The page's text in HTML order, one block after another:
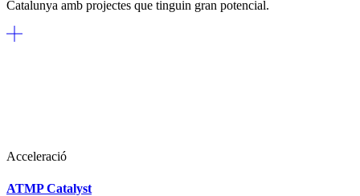
Catalunya amb projectes que tinguin gran potencial.
Acceleració
ATMP Catalyst